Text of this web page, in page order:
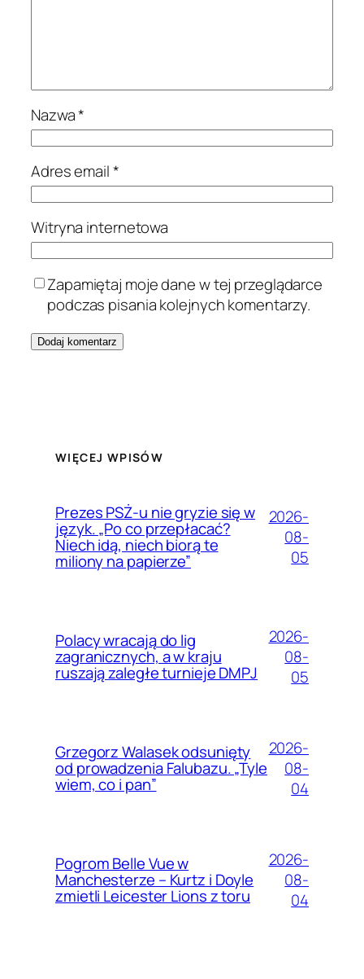
Nazwa*
Adres email*
Witryna internetowa
Zapamiętaj moje dane w tej przeglądarce
podczas pisania kolejnych komentarzy.
WIĘCEJ WPISÓW
Prezes PSŻ-u nie gryzie się w
język. „Po co przepłacać?
Niech idą, niech biorą te
miliony na papierze”
2026-
08-
05
Polacy wracają do lig
zagranicznych, a w kraju
ruszają zaległe turnieje DMPJ
2026-
08-
05
Grzegorz Walasek odsunięty
od prowadzenia Falubazu. „Tyle
wiem, co i pan”
2026-
08-
04
Pogrom Belle Vue w
Manchesterze – Kurtz i Doyle
zmietli Leicester Lions z toru
2026-
08-
04